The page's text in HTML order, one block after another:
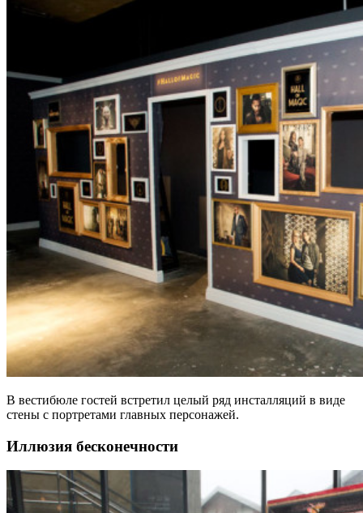
В вестибюле гостей встретил целый ряд инсталляций в виде
стены с портретами главных персонажей.
Иллюзия бесконечности